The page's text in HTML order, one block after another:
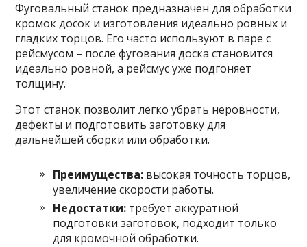
Фуговальный станок предназначен для обработки
кромок досок и изготовления идеально ровных и
гладких торцов. Его часто используют в паре с
рейсмусом – после фугования доска становится
идеально ровной, а рейсмус уже подгоняет
толщину.
Этот станок позволит легко убрать неровности,
дефекты и подготовить заготовку для
дальнейшей сборки или обработки.
Преимущества: высокая точность торцов,
увеличение скорости работы.
Недостатки: требует аккуратной
подготовки заготовок, подходит только
для кромочной обработки.